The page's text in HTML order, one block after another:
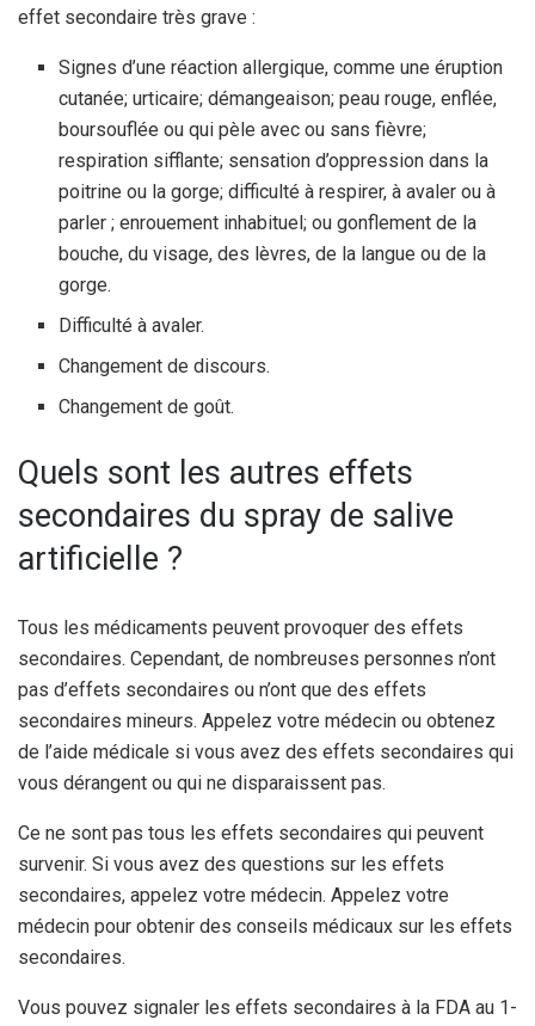
effet secondaire très grave :
Signes d’une réaction allergique, comme une éruption
cutanée; urticaire; démangeaison; peau rouge, enflée,
boursouflée ou qui pèle avec ou sans fièvre;
respiration sifflante; sensation d’oppression dans la
poitrine ou la gorge; difficulté à respirer, à avaler ou à
parler ; enrouement inhabituel; ou gonflement de la
bouche, du visage, des lèvres, de la langue ou de la
gorge.
Difficulté à avaler.
Changement de discours.
Changement de goût.
Quels sont les autres effets
secondaires du spray de salive
artificielle ?
Tous les médicaments peuvent provoquer des effets
secondaires. Cependant, de nombreuses personnes n’ont
pas d’effets secondaires ou n’ont que des effets
secondaires mineurs. Appelez votre médecin ou obtenez
de l’aide médicale si vous avez des effets secondaires qui
vous dérangent ou qui ne disparaissent pas.
Ce ne sont pas tous les effets secondaires qui peuvent
survenir. Si vous avez des questions sur les effets
secondaires, appelez votre médecin. Appelez votre
médecin pour obtenir des conseils médicaux sur les effets
secondaires.
Vous pouvez signaler les effets secondaires à la FDA au 1-